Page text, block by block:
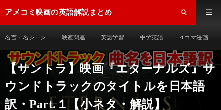
アメコミ映画の英語解説まとめ
名言・名シーン 映画関連 英語学習 中学英語 ４コマ漫画
【サントラ】映画『エターナルズ』サ
ウンドトラックのタイトルを日本語
訳・Part.１【小ネタ・解説】